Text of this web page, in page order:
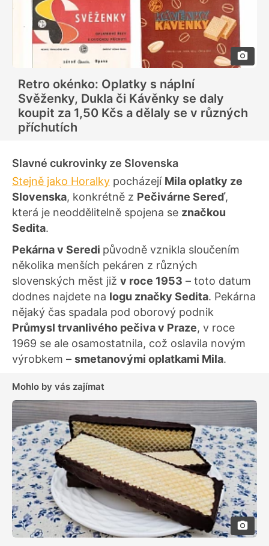
Retro okénko: Oplatky s náplní
Svěženky, Dukla či Kávěnky se daly
koupit za 1,50 Kčs a dělaly se v různých
příchutích
Slavné cukrovinky ze Slovenska
Stejně jako Horalky pocházejí Mila oplatky ze
Slovenska, konkrétně z Pečivárne Sereď,
která je neoddělitelně spojena se značkou
Sedita.
Pekárna v Seredi původně vznikla sloučením
několika menších pekáren z různých
slovenských měst již v roce 1953 – toto datum
dodnes najdete na logu značky Sedita. Pekárna
nějaký čas spadala pod oborový podnik
Průmysl trvanlivého pečiva v Praze, v roce
1969 se ale osamostatnila, což oslavila novým
výrobkem – smetanovými oplatkami Mila.
Mohlo by vás zajímat